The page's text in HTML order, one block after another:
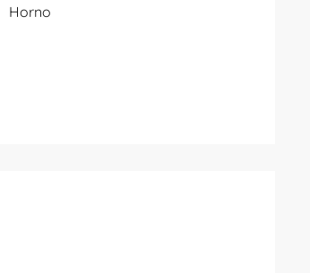
Horno